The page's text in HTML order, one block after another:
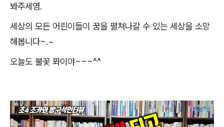
봐주세염.
세상의 모든 어린이들이 꿈을 펼쳐나갈 수 있는 세상을 소망
해봅니다~.~
오늘도 불꽃 퐈이야~~~^^